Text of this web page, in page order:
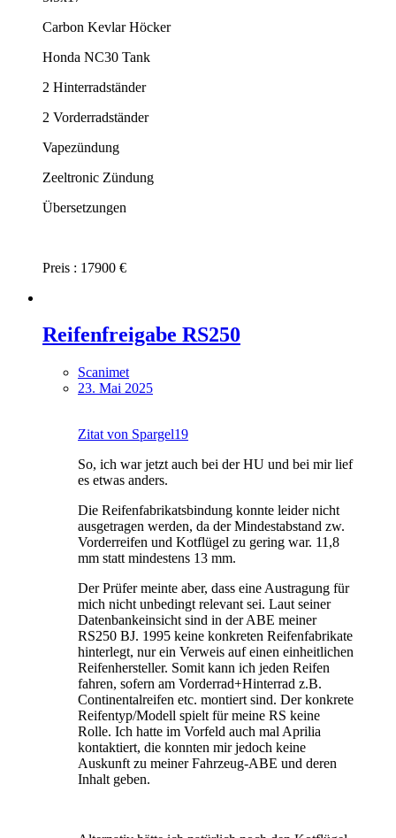
Carbon Kevlar Höcker
Honda NC30 Tank
2 Hinterradständer
2 Vorderradständer
Vapezündung
Zeeltronic Zündung
Übersetzungen
Preis : 17900 €
Reifenfreigabe RS250
Scanimet
23. Mai 2025
Zitat von Spargel19
So, ich war jetzt auch bei der HU und bei mir lief
es etwas anders.
Die Reifenfabrikatsbindung konnte leider nicht
ausgetragen werden, da der Mindestabstand zw.
Vorderreifen und Kotflügel zu gering war. 11,8
mm statt mindestens 13 mm.
Der Prüfer meinte aber, dass eine Austragung für
mich nicht unbedingt relevant sei. Laut seiner
Datenbankeinsicht sind in der ABE meiner
RS250 BJ. 1995 keine konkreten Reifenfabrikate
hinterlegt, nur ein Verweis auf einen einheitlichen
Reifenhersteller. Somit kann ich jeden Reifen
fahren, sofern am Vorderrad+Hinterrad z.B.
Continentalreifen etc. montiert sind. Der konkrete
Reifentyp/Modell spielt für meine RS keine
Rolle. Ich hatte im Vorfeld auch mal Aprilia
kontaktiert, die konnten mir jedoch keine
Auskunft zu meiner Fahrzeug-ABE und deren
Inhalt geben.